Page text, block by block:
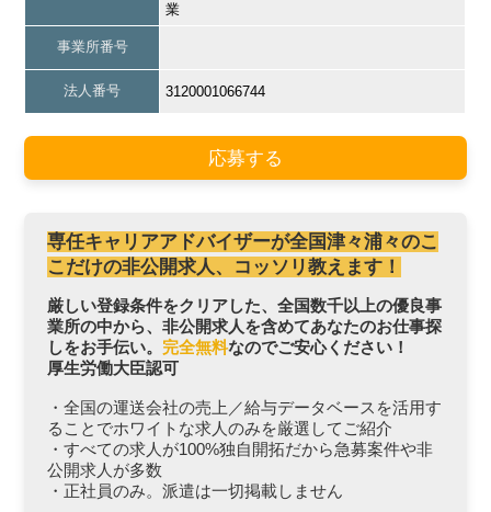
業
事業所番号
法人番号 3120001066744
応募する
専任キャリアアドバイザーが全国津々浦々のこ
こだけの非公開求人、コッソリ教えます！
厳しい登録条件をクリアした、全国数千以上の優良事
業所の中から、非公開求人を含めてあなたのお仕事探
しをお手伝い。 完全無料なのでご安心ください！
厚生労働大臣認可
・全国の運送会社の売上／給与データベースを活用す
ることでホワイトな求人のみを厳選してご紹介
・すべての求人が100%独自開拓だから急募案件や非
公開求人が多数
・正社員のみ。派遣は一切掲載しません